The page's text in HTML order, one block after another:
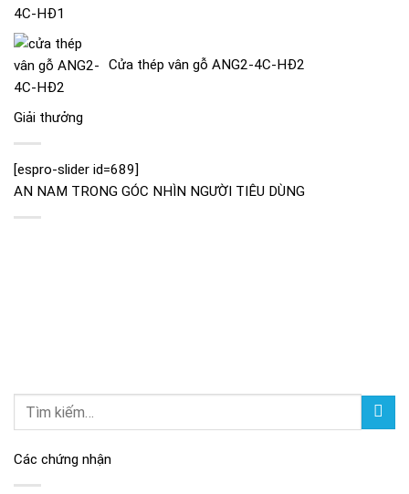
Cửa thép vân gỗ ANG2-4C-HĐ2
Giải thưởng
[espro-slider id=689]
AN NAM TRONG GÓC NHÌN NGƯỜI TIÊU DÙNG
Các chứng nhận